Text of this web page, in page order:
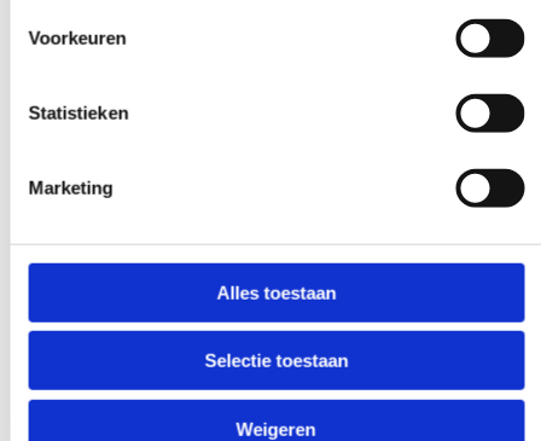
Voorkeuren
Statistieken
Marketing
Alles toestaan
Selectie toestaan
Weigeren
structureel aandacht te besteden aan wat er niet goed gaat,
kunnen zorgverleners hun werkwijze continu verbeteren en de
Hoe wij helpen bij
calamiteit. Wij begrijpen hoe ingrijpend zo’n situatie kan zijn,
zowel voor de betrokken patiënt als voor de zorgverlener zelf.
Onze aanpak is zorgvuldig, onpartijdig en gericht op leren en
Wat wij bieden: